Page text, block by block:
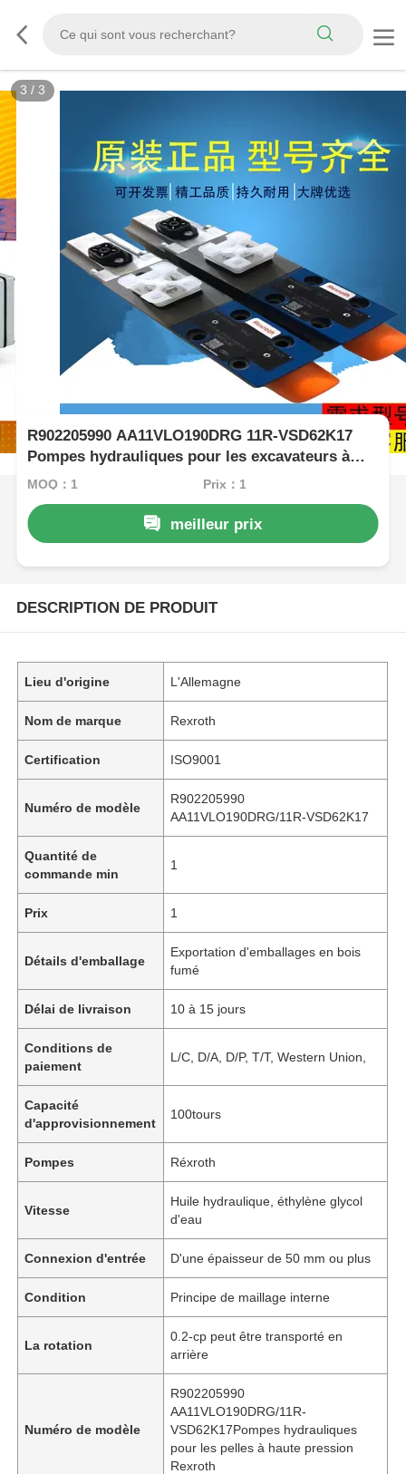
3 / 3
R902205990 AA11VLO190DRG 11R-VSD62K17
Pompes hydrauliques pour les excavateurs à
haute pression Rexroth
MOQ：1 Prix：1
meilleur prix
DESCRIPTION DE PRODUIT
Lieu d'origine L'Allemagne
Nom de marque Rexroth
Certification ISO9001
Numéro de modèle
R902205990
AA11VLO190DRG/11R-VSD62K17
Quantité de
commande min
1
Prix 1
Détails d'emballage
Exportation d'emballages en bois
fumé
Délai de livraison 10 à 15 jours
Conditions de
paiement
L/C, D/A, D/P, T/T, Western Union,
Capacité
d'approvisionnement
100tours
Pompes Réxroth
Vitesse
Huile hydraulique, éthylène glycol
d'eau
Connexion d'entrée D'une épaisseur de 50 mm ou plus
Condition Principe de maillage interne
La rotation
0.2-cp peut être transporté en
arrière
Numéro de modèle
R902205990
AA11VLO190DRG/11R-
VSD62K17Pompes hydrauliques
pour les pelles à haute pression
Rexroth